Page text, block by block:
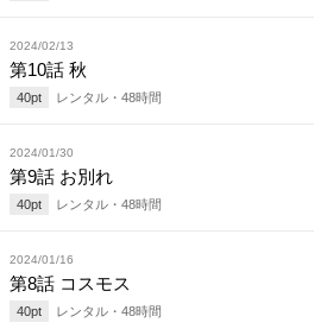
2024/02/13
第10話 秋
40pt レンタル・ 48時間
2024/01/30
第9話 お別れ
40pt レンタル・ 48時間
2024/01/16
第8話 コスモス
40pt レンタル・ 48時間